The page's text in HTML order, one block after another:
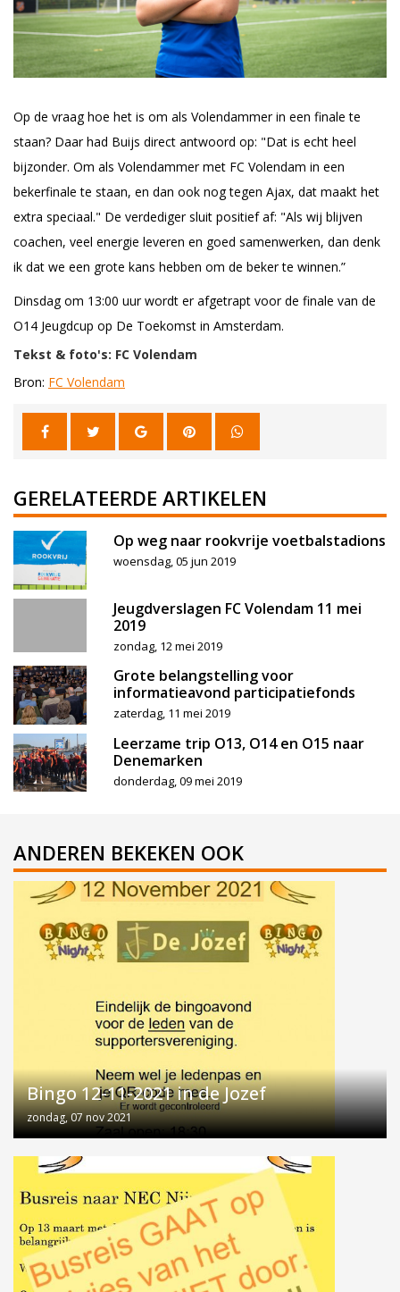
Op de vraag hoe het is om als Volendammer in een finale te
staan? Daar had Buijs direct antwoord op: "Dat is echt heel
bijzonder. Om als Volendammer met FC Volendam in een
bekerfinale te staan, en dan ook nog tegen Ajax, dat maakt het
extra speciaal." De verdediger sluit positief af: "Als wij blijven
coachen, veel energie leveren en goed samenwerken, dan denk
ik dat we een grote kans hebben om de beker te winnen.”
Dinsdag om 13:00 uur wordt er afgetrapt voor de finale van de
O14 Jeugdcup op De Toekomst in Amsterdam.
Tekst & foto's: FC Volendam
Bron: FC Volendam
GERELATEERDE ARTIKELEN
Op weg naar rookvrije voetbalstadions
woensdag, 05 jun 2019
Jeugdverslagen FC Volendam 11 mei
2019
zondag, 12 mei 2019
Grote belangstelling voor
informatieavond participatiefonds
zaterdag, 11 mei 2019
Leerzame trip O13, O14 en O15 naar
Denemarken
donderdag, 09 mei 2019
ANDEREN BEKEKEN OOK
Bingo 12-11-2021 in de Jozef
zondag, 07 nov 2021